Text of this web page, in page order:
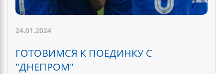
24.01.2024
ГОТОВИМСЯ К ПОЕДИНКУ С
"ДНЕПРОМ"